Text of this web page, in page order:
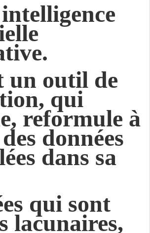
un outil de
qui
reformule à
données
dans sa
qui sont
lacunaires,